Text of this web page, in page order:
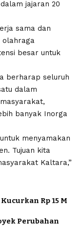
jajaran 20
sama dan
olahraga
besar untuk
berharap seluruh
dalam
banyak Inorga
menyamakan
Tujuan kita
Kaltara,”
Rp 15 M
Perubahan